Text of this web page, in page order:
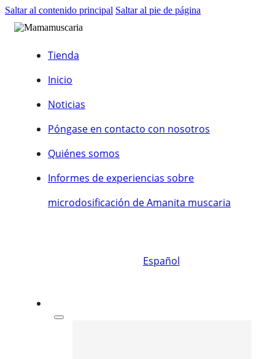
Saltar al contenido principal Saltar al pie de página
Tienda
Inicio
Noticias
Póngase en contacto con nosotros
Quiénes somos
Informes de experiencias sobre
microdosificación de Amanita muscaria
Español